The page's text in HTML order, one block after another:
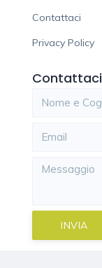
Contattaci
Privacy Policy
Contattaci
INVIA